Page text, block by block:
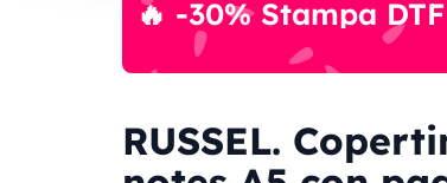
🔥 -30% Stampa DTF
RUSSEL.